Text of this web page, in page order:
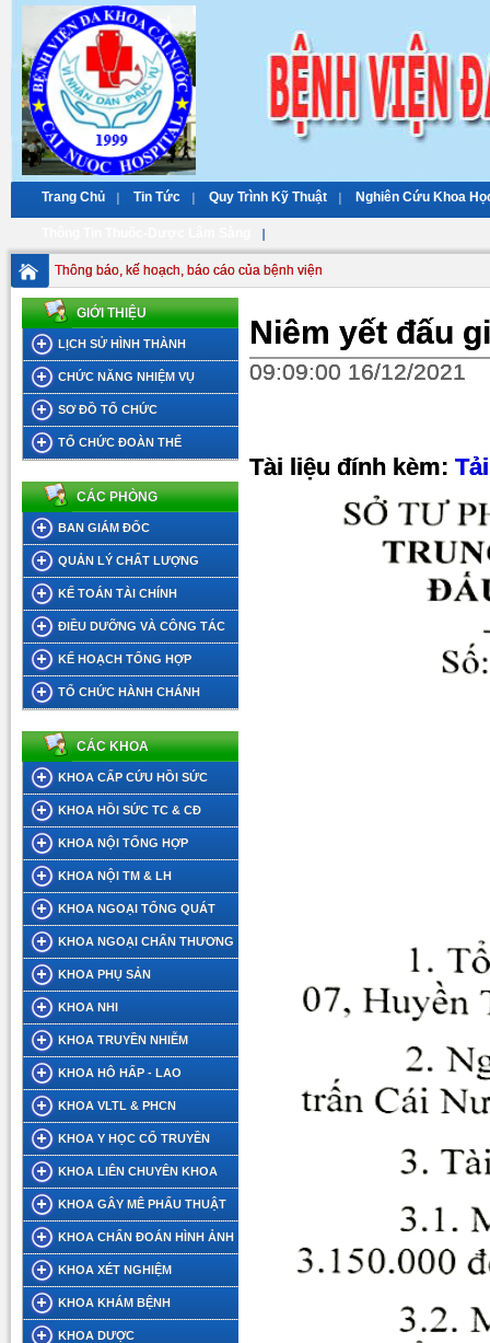
Trang Chủ Tin Tức Quy Trình Kỹ Thuật Nghiên Cứu Khoa
Thông báo, kế hoạch, báo cáo của bệnh viện
GIỚI THIỆU
LỊCH SỬ HÌNH THÀNH
CHỨC NĂNG NHIỆM VỤ
SƠ ĐỒ TỔ CHỨC
TỔ CHỨC ĐOÀN THỂ
CÁC PHÒNG
BAN GIÁM ĐỐC
QUẢN LÝ CHẤT LƯỢNG
KẾ TOÁN TÀI CHÍNH
ĐIỀU DƯỠNG VÀ CÔNG TÁC
XÃ HỘI
KẾ HOẠCH TỔNG HỢP
TỔ CHỨC HÀNH CHÁNH
CÁC KHOA
KHOA CẤP CỨU HỒI SỨC
KHOA HỒI SỨC TC & CĐ
KHOA NỘI TỔNG HỢP
KHOA NỘI TM & LH
KHOA NGOẠI TỔNG QUÁT
KHOA NGOẠI CHẤN THƯƠNG
KHOA PHỤ SẢN
KHOA NHI
KHOA TRUYỀN NHIỄM
KHOA HÔ HẤP - LAO
KHOA VLTL & PHCN
KHOA Y HỌC CỔ TRUYỀN
KHOA LIÊN CHUYÊN KHOA
KHOA GÂY MÊ PHẨU THUẬT
KHOA CHẨN ĐOÁN HÌNH ẢNH
KHOA XÉT NGHIỆM
KHOA KHÁM BỆNH
KHOA DƯỢC
Niêm yết đấu
09:09:00 16/12/2021
Tài liệu đính kèm: